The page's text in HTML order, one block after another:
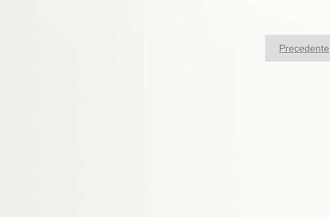
Precedente